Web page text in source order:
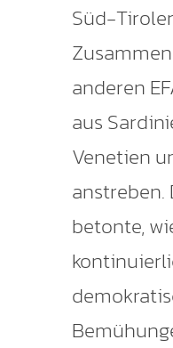
Süd-
anderen
aus
Venetien
betonte,